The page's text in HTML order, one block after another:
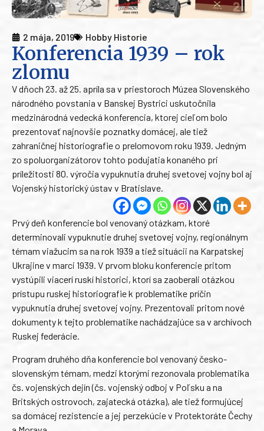
2 mája, 2019 Hobby Historie
Konferencia 1939 – rok
zlomu
V dňoch 23. až 25. apríla sa v priestoroch Múzea Slovenského
národného povstania v Banskej Bystrici uskutočnila
medzinárodná vedecká konferencia, ktorej cieľom bolo
prezentovať najnovšie poznatky domácej, ale tiež
zahraničnej historiografie o prelomovom roku 1939. Jedným
zo spoluorganizátorov tohto podujatia konaného pri
príležitosti 80. výročia vypuknutia druhej svetovej vojny bol aj
Vojenský historický ústav v Bratislave.
Prvý deň konferencie bol venovaný otázkam, ktoré
determinovali vypuknutie druhej svetovej vojny, regionálnym
témam viažucim sa na rok 1939 a tiež situácii na Karpatskej
Ukrajine v marci 1939. V prvom bloku konferencie pritom
vystúpili viacerí ruskí historici, ktorí sa zaoberali otázkou
prístupu ruskej historiografie k problematike príčin
vypuknutia druhej svetovej vojny. Prezentovali pritom nové
dokumenty k tejto problematike nachádzajúce sa v archívoch
Ruskej federácie.
Program druhého dňa konferencie bol venovaný česko-
slovenským témam, medzi ktorými rezonovala problematika
čs. vojenských dejín (čs. vojenský odboj v Poľsku a na
Britských ostrovoch, zajatecká otázka), ale tiež formujúcej
sa domácej rezistencie a jej perzekúcie v Protektoráte Čechy